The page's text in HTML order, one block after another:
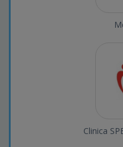
Clinica